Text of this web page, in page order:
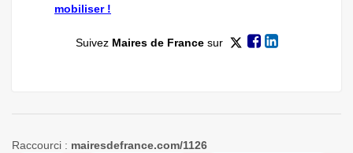
mobiliser !
Suivez Maires de Francesur
Raccourci : mairesdefrance.com/1126